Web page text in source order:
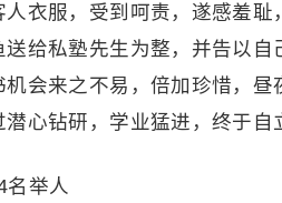
衣服，受到呵责，遂感羞
给私塾先生为整，并告以自
会来之不易，倍加珍惜，
心钻研，学业猛进，终于自
名举人